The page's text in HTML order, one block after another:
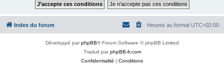
Index du forum Heures au format UTC+02:00
Développé parphpBB® Forum Software © phpBB Limited
Traduit parphpBB-fr.com
Confidentialité | Conditions